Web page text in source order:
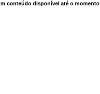
conteúdo disponível até o momento